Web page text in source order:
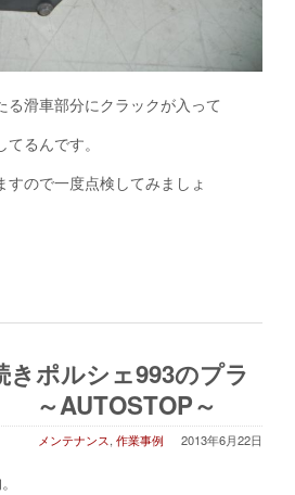
る滑車部分にクラックが入って
るんです。
ので一度点検してみましょ
きポルシェ993のプラ
～AUTOSTOP～
2013年6月22日
メンテナンス,作業事例